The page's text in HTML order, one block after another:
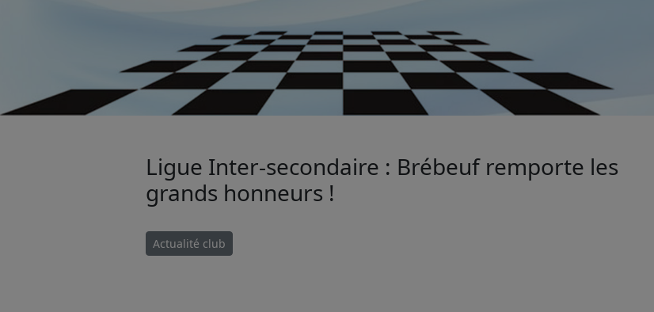
Ligue Inter-secondaire : Brébeuf remporte les
grands honneurs !
Actualité club